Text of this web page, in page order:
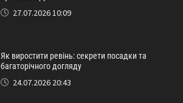
27.07.2026 10:09
Як виростити ревінь: секрети посадки та
багаторічного догляду
24.07.2026 20:43